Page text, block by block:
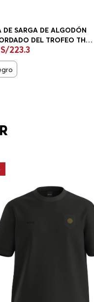
DE SARGA DE ALGODÓN
DEL TROFEO THE
HOMBRE
S/223.3